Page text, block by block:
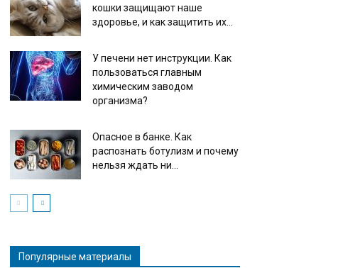
кошки защищают наше
здоровье, и как защитить их...
У печени нет инструкции. Как
пользоваться главным
химическим заводом
организма?
Опасное в банке. Как
распознать ботулизм и почему
нельзя ждать ни...
Популярные материалы